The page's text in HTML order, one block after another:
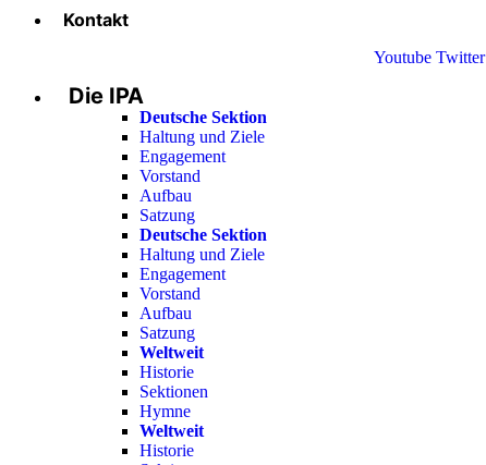
Menü Kontakt
Youtube Twitter
Die IPA
Deutsche Sektion
Haltung und Ziele
Engagement
Vorstand
Aufbau
Satzung
Deutsche Sektion
Haltung und Ziele
Engagement
Vorstand
Aufbau
Satzung
Weltweit
Historie
Sektionen
Hymne
Weltweit
Historie